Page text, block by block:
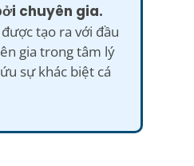
chuyên gia.
tạo ra với đầu
gia trong tâm lý
sự khác biệt cá